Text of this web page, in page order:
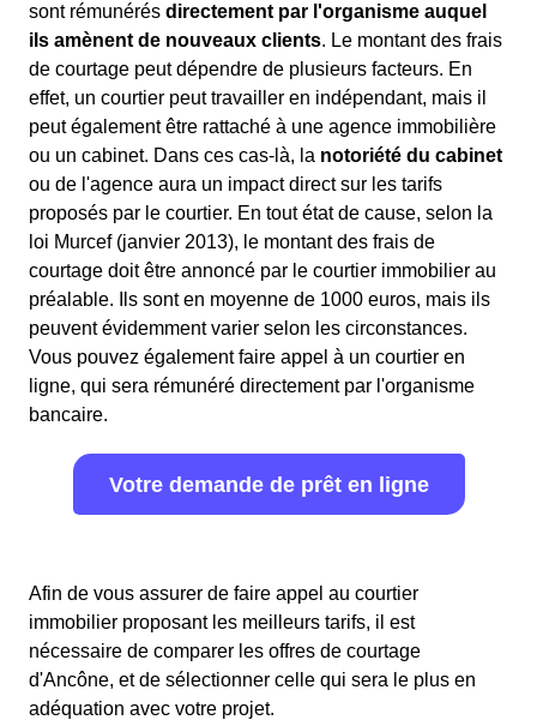
sont rémunérés directement par l'organisme auquel
ils amènent de nouveaux clients. Le montant des frais
de courtage peut dépendre de plusieurs facteurs. En
effet, un courtier peut travailler en indépendant, mais il
peut également être rattaché à une agence immobilière
ou un cabinet. Dans ces cas-là, la notoriété du cabinet
ou de l'agence aura un impact direct sur les tarifs
proposés par le courtier. En tout état de cause, selon la
loi Murcef (janvier 2013), le montant des frais de
courtage doit être annoncé par le courtier immobilier au
préalable. Ils sont en moyenne de 1000 euros, mais ils
peuvent évidemment varier selon les circonstances.
Vous pouvez également faire appel à un courtier en
ligne, qui sera rémunéré directement par l'organisme
bancaire.
Votre demande de prêt en ligne
Afin de vous assurer de faire appel au courtier
immobilier proposant les meilleurs tarifs, il est
nécessaire de comparer les offres de courtage
d'Ancône, et de sélectionner celle qui sera le plus en
adéquation avec votre projet.